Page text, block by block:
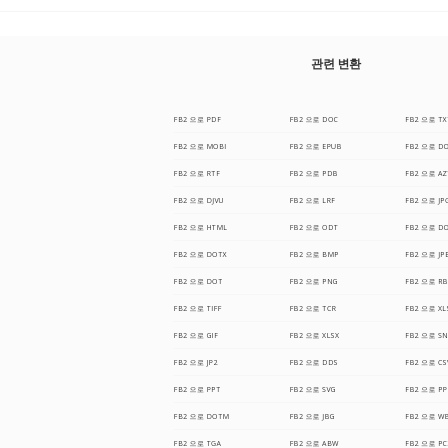
관련 변환
FB2 으로 PDF FB2 으로 DOC FB2 으로
FB2 으로 MOBI FB2 으로 EPUB FB2 으로
FB2 으로 RTF FB2 으로 PDB FB2 으로
FB2 으로 DJVU FB2 으로 LRF FB2 으로
FB2 으로 HTML FB2 으로 ODT FB2 으로
FB2 으로 DOTX FB2 으로 BMP FB2 으로
FB2 으로 DOT FB2 으로 PNG FB2 으로 RB
FB2 으로 TIFF FB2 으로 TCR FB2 으로
FB2 으로 GIF FB2 으로 XLSX FB2 으로
FB2 으로 JP2 FB2 으로 DDS FB2 으로
FB2 으로 PPT FB2 으로 SVG FB2 으로
FB2 으로 DOTM FB2 으로 JBG FB2 으로
FB2 으로 TGA FB2 으로 ABW FB2 으로